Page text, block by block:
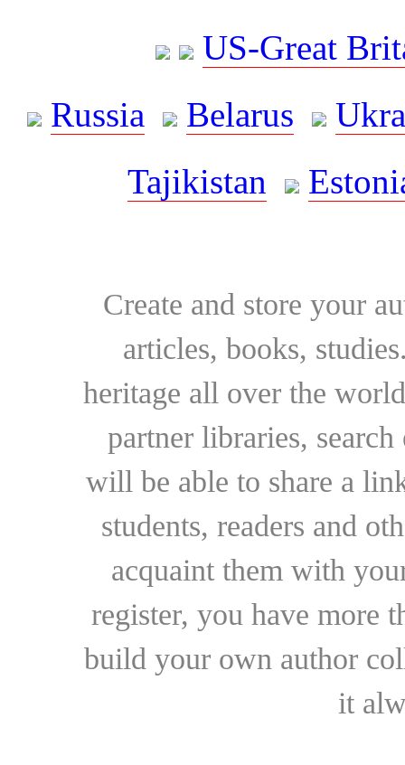
US-Great
Russia
Belarus
Tajikistan
Create and store your
articles, books,
heritage all over the
partner libraries,
will be able to share a
students, readers and
acquaint them with
register, you have more
build your own author
it